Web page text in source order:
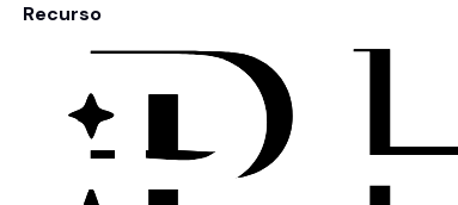
Recurso